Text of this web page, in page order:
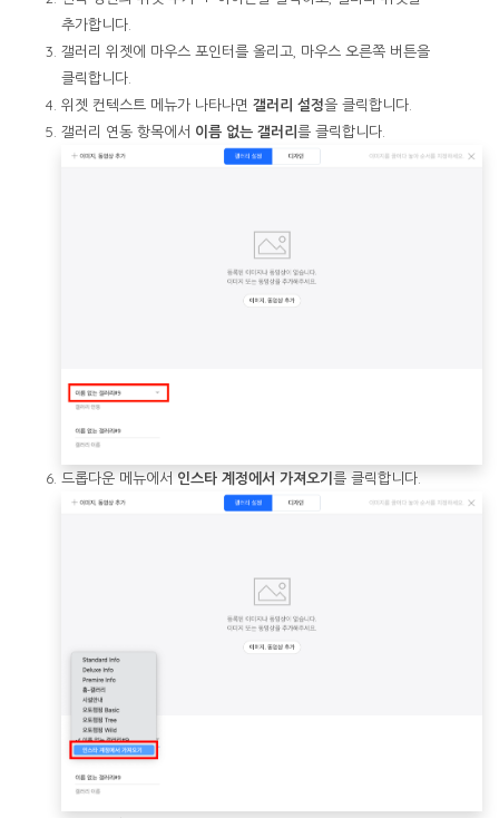
추가합니다.
갤러리 위젯에 마우스 포인터를 올리고, 마우스 오른쪽 버튼을
클릭합니다.
위젯 컨텍스트 메뉴가 나타나면 갤러리 설정을 클릭합니다.
갤러리 연동 항목에서 이름 없는 갤러리를 클릭합니다.
드롭다운 메뉴에서 인스타 계정에서 가져오기 를 클릭합니다.